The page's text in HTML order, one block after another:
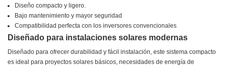
Diseño compacto y ligero.
Bajo mantenimiento y mayor seguridad
Compatibilidad perfecta con los inversores convencionales
Diseñado para instalaciones solares modernas
Diseñado para ofrecer durabilidad y fácil instalación, este sistema compacto
es ideal para proyectos solares básicos, necesidades de energía de